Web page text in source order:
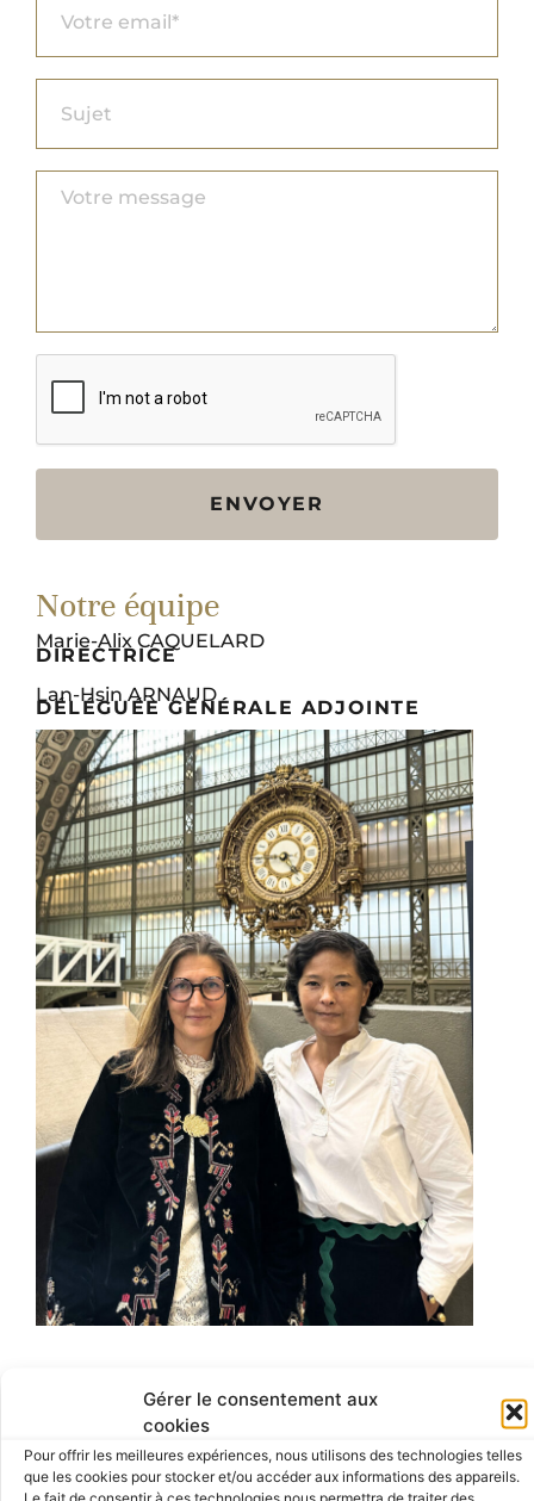
Gérer le consentement aux
cookies
Pour offrir les meilleures expériences, nous utilisons des technologies telles
que les cookies pour stocker et/ou accéder aux informations des appareils.
Le fait de consentir à ces technologies nous permettra de traiter des
ENVOYER
Notre équipe
Marie-Alix CAQUELARD
DIRECTRICE
Lan-Hsin ARNAUD
DÉLÉGUÉE GÉNÉRALE ADJOINTE
Nous rendre visite
Vous pouvez nous faire demander auprès de